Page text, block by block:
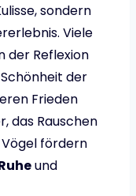
sondern
Viele
der Reflexion
der
Frieden
das Rauschen
fördern
und